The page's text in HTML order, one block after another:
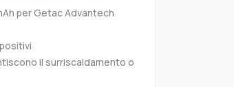
per Getac Advantech
il surriscaldamento o